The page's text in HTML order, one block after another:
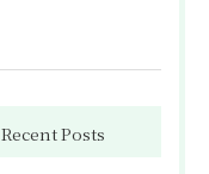
Recent Posts